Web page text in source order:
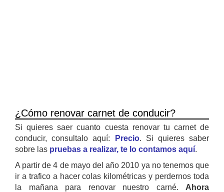
¿Cómo renovar carnet de conducir?
Si quieres saer cuanto cuesta renovar tu carnet de
conducir, consultalo aquí:
Precio. Si quieres saber
sobre las pruebas a realizar, te lo contamos aquí.
A partir de 4 de mayo del año 2010 ya no tenemos que
ir a trafico a hacer colas kilométricas y perdernos toda
la mañana para renovar nuestro carné. Ahora